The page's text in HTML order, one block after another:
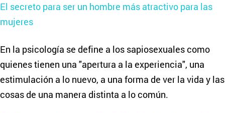
El secreto para ser un hombre más atractivo para las
mujeres
En la psicología se define a los sapiosexuales como
quienes tienen una "apertura a la experiencia", una
estimulación a lo nuevo, a una forma de ver la vida y las
cosas de una manera distinta a lo común.